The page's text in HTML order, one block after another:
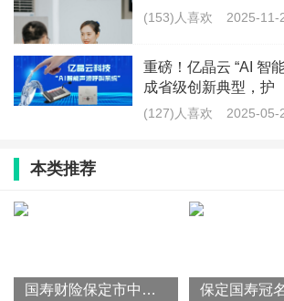
国寿财险保定市中心
(149)人喜欢 2026-07-
保定国寿冠名支持
政企同心护航三夏--
(153)人喜欢 2025-11-
重磅！亿晶云 “AI 智
成省级创新典型，护
(127)人喜欢 2025-05-
本类推荐
国寿财险保定市中心支公司举办“合规公开课“，筑牢风控防线